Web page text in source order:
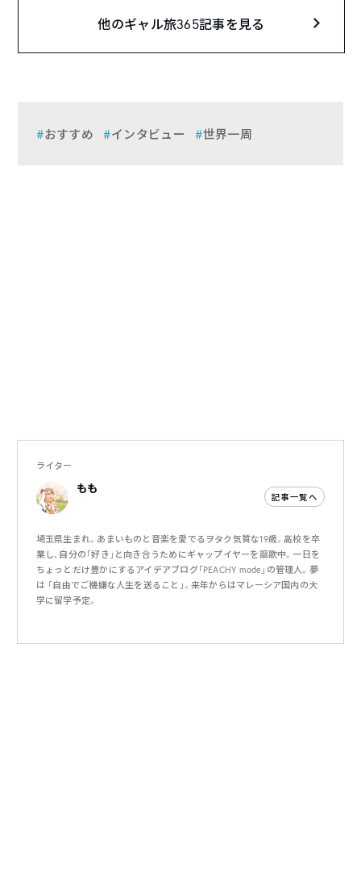
他のギャル旅365記事を見る
おすすめ インタビュー 世界一周
ライター
もも
記事一覧へ
埼玉県生まれ。あまいものと音楽を愛でるヲタク気質な19歳。高校を卒
業し、自分の「好き」と向き合うためにギャップイヤーを謳歌中。一日を
ちょっとだけ豊かにするアイデアブログ「PEACHY mode」の管理人。夢
は 「自由でご機嫌な人生を送ること」。来年からはマレーシア国内の大
学に留学予定。